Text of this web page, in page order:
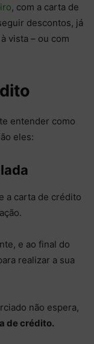
, com a carta de
descontos, já
vista – ou com
entender como
eles:
a carta de crédito
e ao final do
realizar a sua
não espera,
de crédito.